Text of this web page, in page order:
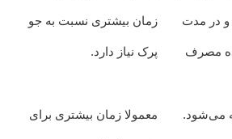
در مدت
مصرف
زمان بیشتری نسبت به جو
پرک نیاز دارد.
می‌شود. معمولا زمان بیشتری برای